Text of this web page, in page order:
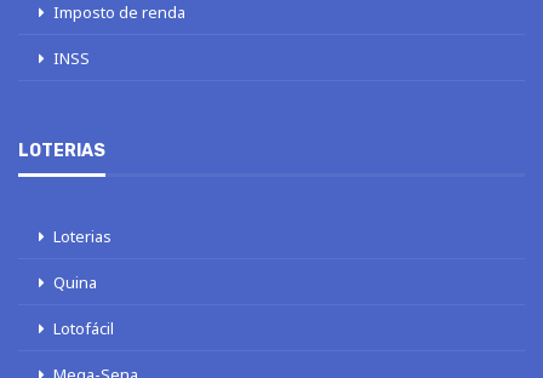
Imposto de renda
INSS
LOTERIAS
Loterias
Quina
Lotofácil